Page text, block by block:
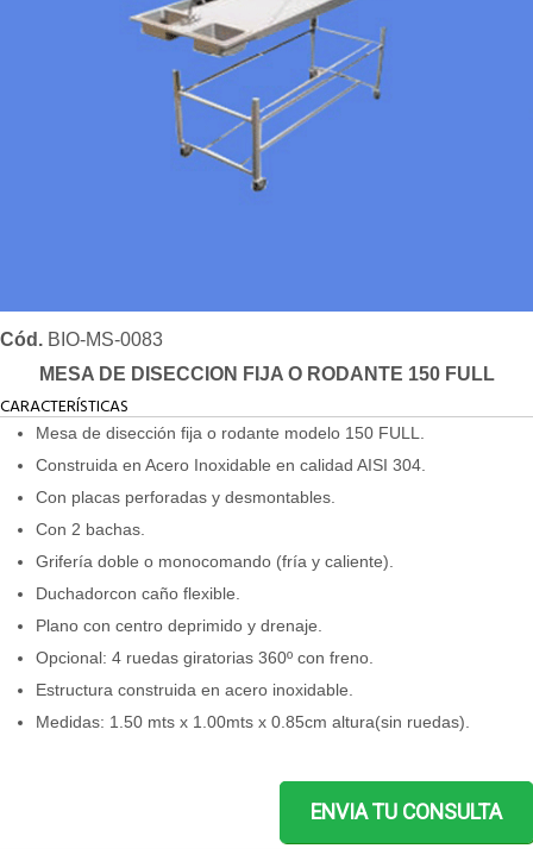
Cód. BIO-MS-0083
MESA DE DISECCION FIJA O RODANTE 150 FULL
CARACTERÍSTICAS
Mesa de disección fija o rodante modelo 150 FULL.
Construida en Acero Inoxidable en calidad AISI 304.
Con placas perforadas y desmontables.
Con 2 bachas.
Grifería doble o monocomando (fría y caliente).
Duchadorcon caño flexible.
Plano con centro deprimido y drenaje.
Opcional: 4 ruedas giratorias 360º con freno.
Estructura construida en acero inoxidable.
Medidas: 1.50 mts x 1.00mts x 0.85cm altura(sin ruedas).
ENVIA TU CONSULTA